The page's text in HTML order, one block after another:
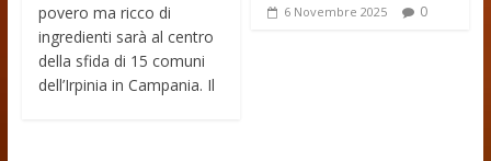
povero ma ricco di
ingredienti sarà al centro
della sfida di 15 comuni
dell’Irpinia in Campania. Il
6 Novembre 2025 0